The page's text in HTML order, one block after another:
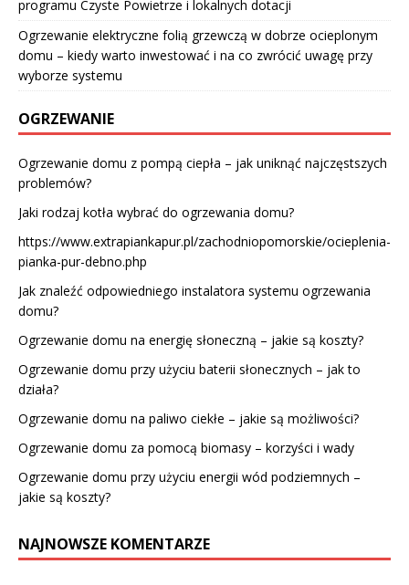
programu Czyste Powietrze i lokalnych dotacji
Ogrzewanie elektryczne folią grzewczą w dobrze ocieplonym
domu – kiedy warto inwestować i na co zwrócić uwagę przy
wyborze systemu
OGRZEWANIE
Ogrzewanie domu z pompą ciepła – jak uniknąć najczęstszych
problemów?
Jaki rodzaj kotła wybrać do ogrzewania domu?
https://www.extrapiankapur.pl/zachodniopomorskie/ocieplenia-
pianka-pur-debno.php
Jak znaleźć odpowiedniego instalatora systemu ogrzewania
domu?
Ogrzewanie domu na energię słoneczną – jakie są koszty?
Ogrzewanie domu przy użyciu baterii słonecznych – jak to
działa?
Ogrzewanie domu na paliwo ciekłe – jakie są możliwości?
Ogrzewanie domu za pomocą biomasy – korzyści i wady
Ogrzewanie domu przy użyciu energii wód podziemnych –
jakie są koszty?
NAJNOWSZE KOMENTARZE